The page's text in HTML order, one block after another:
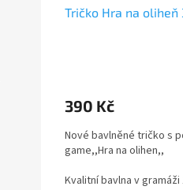
Tričko Hra na oliheň
390 Kč
Nové bavlněné tričko s
game,,Hra na olihen,,
Kvalitní bavlna v gramáži